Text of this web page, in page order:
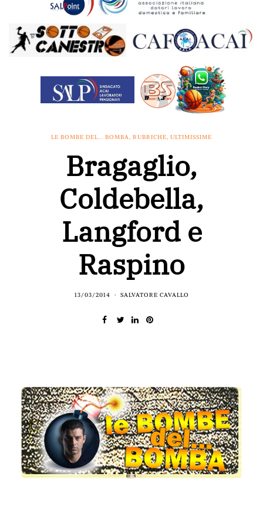
LE BOMBE DEL... BOMBA, RUBRICHE, ULTIMISSIME
Bragaglio,
Coldebella,
Langford e
Raspino
13/03/2014 SALVATORE CAVALLO